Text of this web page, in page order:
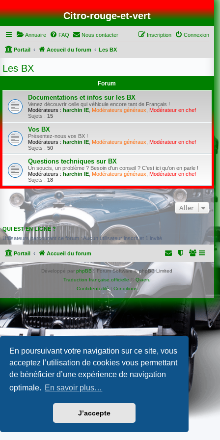
En poursuivant votre navigation sur ce site, vous
acceptez l’utilisation de cookies vous permettant
de bénéficier d’une expérience de navigation
optimale. En savoir plus…
J’accepte
Citro-rouge-et-vert
Annuaire FAQ Nous contacter Connexion
Inscription
Portail Accueil du forum Les BX
Les BX
Forum
Documentations et infos sur les BX
Venez découvrir celle qui véhicule encore tant de Français !
Modérateurs : harchin IE Modérateurs généraux
Modérateur en chef
Sujets : 15
Vos BX
Présentez-nous vos BX !
Modérateurs : harchin IE Modérateurs généraux
Modérateur en chef
Sujets : 50
Questions techniques sur BX
Un soucis, un problème ? Besoin d'un conseil ? C'est ici qu'on en parle !
Modérateurs : harchin IE Modérateurs généraux
Modérateur en chef
Sujets : 18
Aller
QUI EST EN LIGNE ?
Utilisateurs parcourant ce forum : Aucun utilisateur inscrit et 1 invité
Portail Accueil du forum
Développé parphpBB® Forum Software © phpBB Limited
Traduction française officielle © Qiaeru
Confidentialité| Conditions